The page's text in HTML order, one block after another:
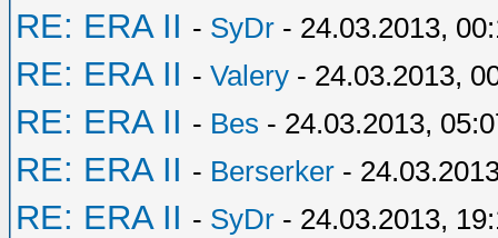
RE: ERA II - SyDr - 24.03.2013,
RE: ERA II - Valery - 24.03.2013,
RE: ERA II - Bes - 24.03.2013,
RE: ERA II - Berserker -
RE: ERA II - SyDr - 24.03.2013,